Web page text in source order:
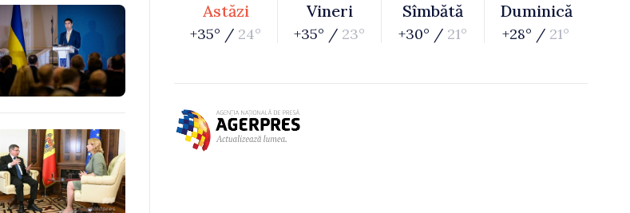
Astăzi
+35° / 24°
Vineri
+35° / 23°
Sîmbătă
+30° / 21°
Duminică
+28° / 21°